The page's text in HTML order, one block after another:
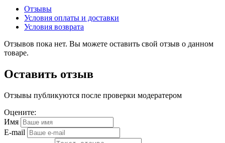
Отзывы
Условия оплаты и доставки
Условия возврата
Отзывов пока нет. Вы можете оставить свой отзыв о данном
товаре.
Оставить отзыв
Отзывы публикуются после проверки модератером
Оцените:
Имя
E-mail